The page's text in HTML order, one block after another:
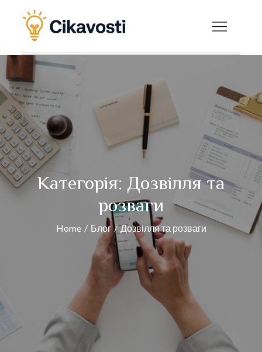
Cikavosti — Цікаві
факти, новини та
будь-яку тему
Категорія: Дозвілля та
розваги
Home Блог Дозвілля та розваги